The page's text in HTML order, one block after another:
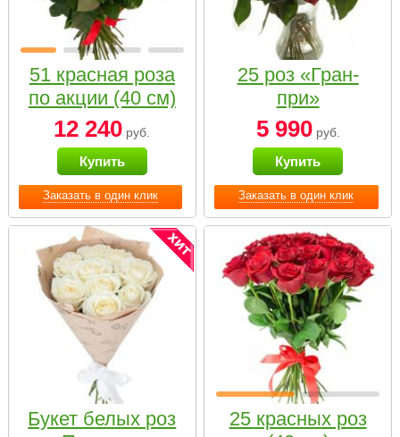
Заказать в один клик
51 красная роза
по акции (40 см)
12 240 руб.
Купить
Заказать в один клик
25 роз «Гран-
при»
5 990руб.
Купить
Букет белых роз
25 красных роз